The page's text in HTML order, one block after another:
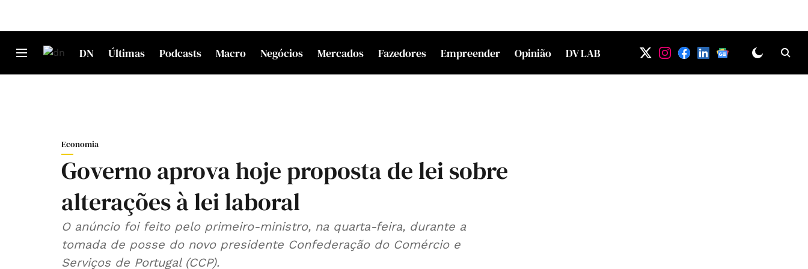
DN Últimas Podcasts Macro Negócios Mercados Fazedores Empreender Opinião DV LAB
Economia
Governo aprova hoje proposta de lei sobre
alterações à lei laboral
O anúncio foi feito pelo primeiro-ministro, na quarta-feira, durante a
tomada de posse do novo presidente Confederação do Comércio e
Serviços de Portugal (CCP).